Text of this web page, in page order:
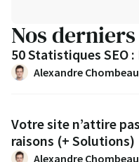
Nos
50 Statistiques SEO
Alexandre Chombeau
Votre site n’attire
raisons (+ Solutions)
Alexandre Chombeau